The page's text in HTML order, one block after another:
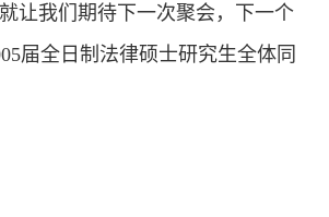
让我们期待下一次聚会，下一个
届全日制法律硕士研究生全体同